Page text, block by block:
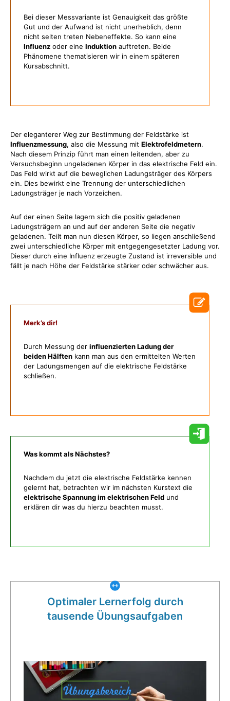
Bei dieser Messvariante ist Genauigkeit das größte
Gut und der Aufwand ist nicht unerheblich, denn
nicht selten treten Nebeneffekte. So kann eine
Influenz oder eine Induktion auftreten. Beide
Phänomene thematisieren wir in einem späteren
Kursabschnitt.
Der eleganterer Weg zur Bestimmung der Feldstärke ist
Influenzmessung, also die Messung mit Elektrofeldmetern.
Nach diesem Prinzip führt man einen leitenden, aber zu
Versuchsbeginn ungeladenen Körper in das elektrische Feld ein.
Das Feld wirkt auf die beweglichen Ladungsträger des Körpers
ein. Dies bewirkt eine Trennung der unterschiedlichen
Ladungsträger je nach Vorzeichen.
Auf der einen Seite lagern sich die positiv geladenen
Ladungsträgern an und auf der anderen Seite die negativ
geladenen. Teilt man nun diesen Körper, so liegen anschließend
zwei unterschiedliche Körper mit entgegengesetzter Ladung vor.
Dieser durch eine Influenz erzeugte Zustand ist irreversible und
fällt je nach Höhe der Feldstärke stärker oder schwächer aus.
Merk’s dir!
Durch Messung der influenzierten Ladung der
beiden Hälften kann man aus den ermittelten Werten
der Ladungsmengen auf die elektrische Feldstärke
schließen.
Was kommt als Nächstes?
Nachdem du jetzt die elektrische Feldstärke kennen
gelernt hat, betrachten wir im nächsten Kurstext die
elektrische Spannung im elektrischen Feld und
erklären dir was du hierzu beachten musst.
Optimaler Lernerfolg durch
tausende Übungsaufgaben